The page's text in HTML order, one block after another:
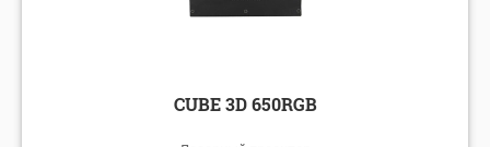
CUBE 3D 650RGB